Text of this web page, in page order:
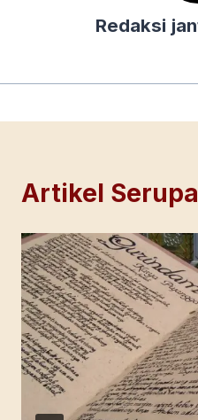
Redaksi
Artikel Serupa